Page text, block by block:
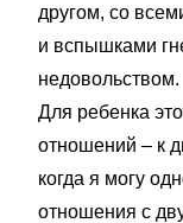
другом, со
и вспышками
недовольством.
Для ребенка
отношений – к
когда я могу
отношения с